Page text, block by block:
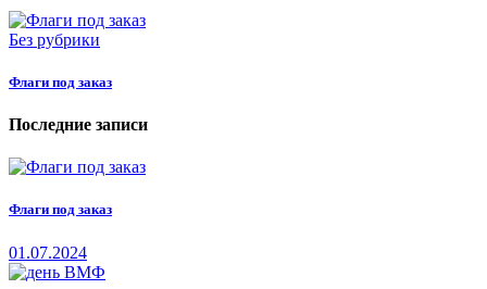
Без рубрики
Флаги под заказ
Последние записи
Флаги под заказ
01.07.2024